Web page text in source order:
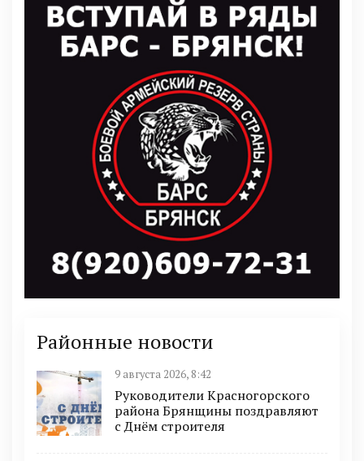
Районные новости
9 августа 2026, 8:42
Руководители Красногорского
района Брянщины поздравляют
с Днём строителя